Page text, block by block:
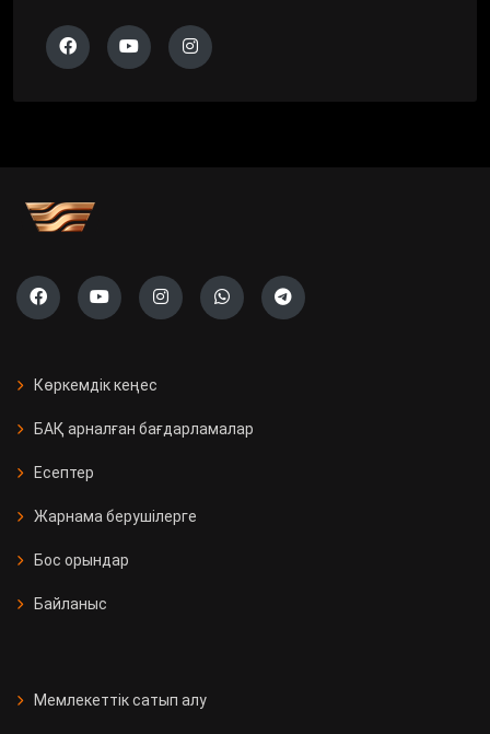
Көркемдік кеңес
БАҚ арналған бағдарламалар
Есептер
Жарнама берушілерге
Бос орындар
Байланыс
Мемлекеттік сатып алу